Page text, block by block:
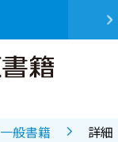
一般書籍 詳細